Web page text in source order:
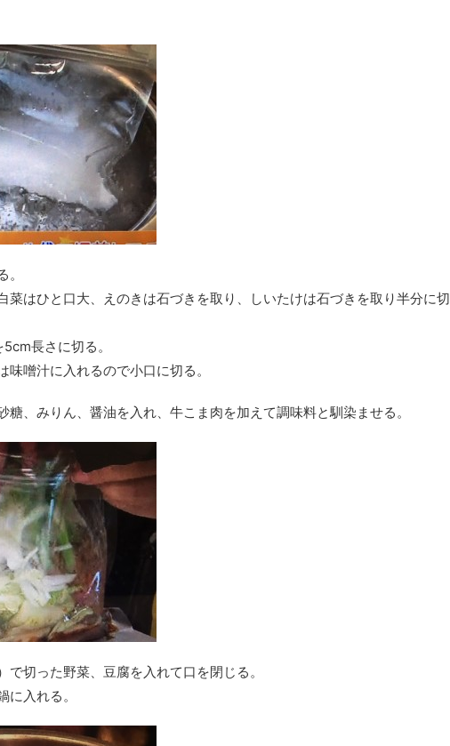
菜はひと口大、えのきは石づきを取り、しいたけは石づきを取り半分に切
長さに切る。
味噌汁に入れるので小口に切る。
糖、みりん、醤油を入れ、牛こま肉を加えて調味料と馴染ませる。
で切った野菜、豆腐を入れて口を閉じる。
に入れる。